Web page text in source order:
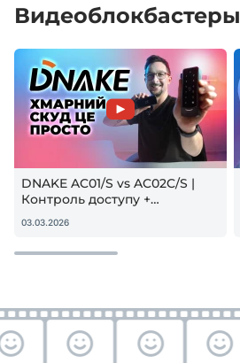
Видеоблокбастеры
DNAKE AC01/S vs AC02C/S |
Контроль доступу +
гостьовий QR — реальна
настройка
03.03.2026